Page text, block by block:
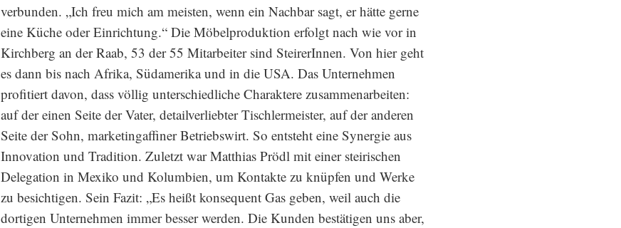
verbunden. „Ich freu mich am meisten, wenn ein Nachbar sagt, er hätte gerne
eine Küche oder Einrichtung.“ Die Möbelproduktion erfolgt nach wie vor in
Kirchberg an der Raab, 53 der 55 Mitarbeiter sind SteirerInnen. Von hier geht
es dann bis nach Afrika, Südamerika und in die USA. Das Unternehmen
profitiert davon, dass völlig unterschiedliche Charaktere zusammenarbeiten:
auf der einen Seite der Vater, detailverliebter Tischlermeister, auf der anderen
Seite der Sohn, marketingaffiner Betriebswirt. So entsteht eine Synergie aus
Innovation und Tradition. Zuletzt war Matthias Prödl mit einer steirischen
Delegation in Mexiko und Kolumbien, um Kontakte zu knüpfen und Werke
zu besichtigen. Sein Fazit: „Es heißt konsequent Gas geben, weil auch die
dortigen Unternehmen immer besser werden. Die Kunden bestätigen uns aber,